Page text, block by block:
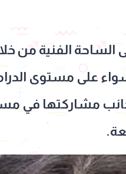
الساحة الفنية من
سواء على مستوى
جانب مشاركتها